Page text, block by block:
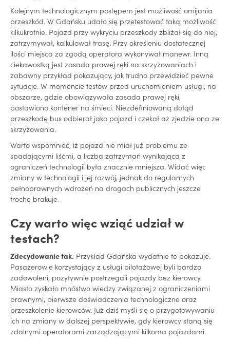
Kolejnym technologicznym postępem jest możliwość omijania
przeszkód. W Gdańsku udało się przetestować taką możliwość
kilkukrotnie. Pojazd przy wykryciu przeszkody zbliżał się do niej,
zatrzymywał, kalkulował trasę. Przy określeniu dostatecznej
ilości miejsca za zgodą operatora wykonywał manewr. Inną
ciekawostką jest zasada prawej ręki na skrzyżowaniach i
zabawny przykład pokazujący, jak trudno przewidzieć pewne
sytuacje. W momencie testów przed uruchomieniem usługi, na
obszarze, gdzie obowiązywała zasada prawej ręki,
postawiono kontener na śmieci. Niezdefiniowaną dotąd
przeszkodę bus odbierał jako pojazd i czekał aż zjedzie ona ze
skrzyżowania.
Warto wspomnieć, iż pojazd nie miał już problemu ze
spadającymi liśćmi, a liczba zatrzymań wynikająca z
ograniczeń technologii była znacznie mniejsza. Widać więc
zmiany w technologii i jej rozwój, jednak do regularnych
pełnoprawnych wdrożeń na drogach publicznych jeszcze
trochę brakuje.
Czy warto więc wziąć udział w
testach?
Zdecydowanie tak. Przykład Gdańska wydatnie to pokazuje.
Pasażerowie korzystający z usługi pilotażowej byli bardzo
zadowoleni, pozytywnie postrzegali pojazdy bez kierowcy.
Miasto zyskało mnóstwo wiedzy związanej z ograniczeniami
prawnymi, pierwsze doświadczenia technologiczne oraz
przeszkolenie kierowców. Już dziś myśli się o przygotowywaniu
ich na zmiany w dalszej perspektywie, gdy kierowcy staną się
zdalnymi operatorami zarządzającymi kilkoma pojazdami.